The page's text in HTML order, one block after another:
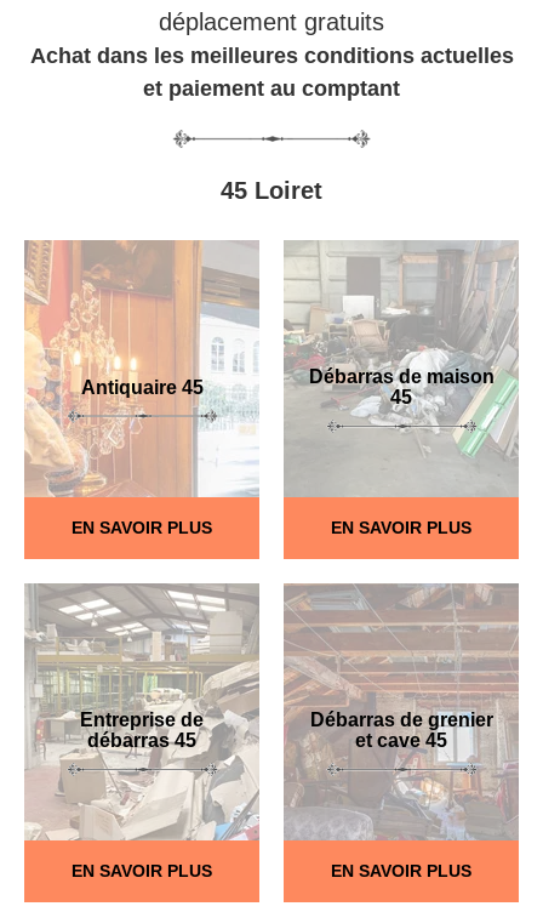
déplacement gratuits
Achat dans les meilleures conditions actuelles
et paiement au comptant
45 Loiret
Antiquaire 45
EN SAVOIR PLUS
Débarras de maison
45
EN SAVOIR PLUS
Entreprise de
débarras 45
EN SAVOIR PLUS
Débarras de grenier
et cave 45
EN SAVOIR PLUS